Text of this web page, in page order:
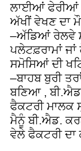
ਲਾਈਆਂ ਫੇਰੀਆਂ
ਅੱਖੀਂ ਵੇਖਣ ਦਾ
–ਅੱਡਿਆਂ ਰੇਲਵੇ
ਪਲੇਟਫ਼ਰਾਮਾਂ
ਸਮੋਸਿਆਂ ਦੀ
–ਬਾਹਬ ਬੁਰੀ
ਬਣਿਆ ,
ਫੈਕਟਰੀ ਮਾਲਕ
ਮੈਨੂੰ ਬੀ.ਐਡ.
ਵੇਲੇ ਫੈਕਟਰੀ ਦਾ